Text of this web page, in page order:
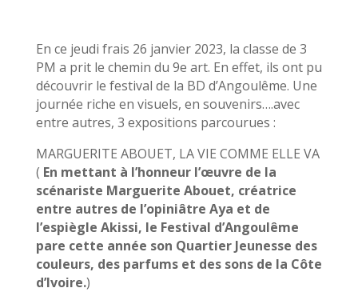
En ce jeudi frais 26 janvier 2023, la classe de 3
PM a prit le chemin du 9e art. En effet, ils ont pu
découvrir le festival de la BD d’Angoulême. Une
journée riche en visuels, en souvenirs….avec
entre autres, 3 expositions parcourues :
MARGUERITE ABOUET, LA VIE COMME ELLE VA
( En mettant à l’honneur l’œuvre de la
scénariste Marguerite Abouet, créatrice
entre autres de l’opiniâtre Aya et de
l’espiègle Akissi, le Festival d’Angoulême
pare cette année son Quartier Jeunesse des
couleurs, des parfums et des sons de la Côte
d’Ivoire.)